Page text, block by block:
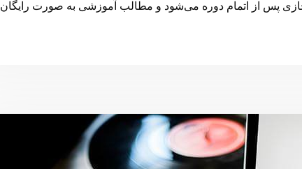
پس از اتمام دوره می‌شود و مطالب آموزشی به صورت رایگان